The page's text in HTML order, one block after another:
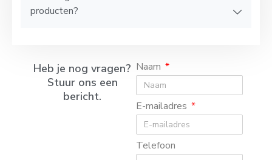
producten?
Heb je nog vragen?
Stuur ons een
bericht.
Naam
E-mailadres
Telefoon